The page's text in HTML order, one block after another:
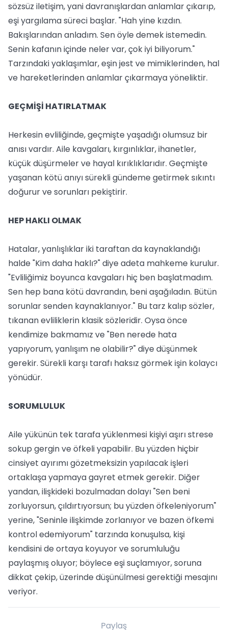
sözsüz iletişim, yani davranışlardan anlamlar çıkarıp,
eşi yargılama süreci başlar. "Hah yine kızdın.
Bakışlarından anladım. Sen öyle demek istemedin.
Senin kafanın içinde neler var, çok iyi biliyorum."
Tarzındaki yaklaşımlar, eşin jest ve mimiklerinden, hal
ve hareketlerinden anlamlar çıkarmaya yöneliktir.
GEÇMİŞİ HATIRLATMAK
Herkesin evliliğinde, geçmişte yaşadığı olumsuz bir
anısı vardır. Aile kavgaları, kırgınlıklar, ihanetler,
küçük düşürmeler ve hayal kırıklıklarıdır. Geçmişte
yaşanan kötü anıyı sürekli gündeme getirmek sıkıntı
doğurur ve sorunları pekiştirir.
HEP HAKLI OLMAK
Hatalar, yanlışlıklar iki taraftan da kaynaklandığı
halde "Kim daha haklı?" diye adeta mahkeme kurulur.
"Evliliğimiz boyunca kavgaları hiç ben başlatmadım.
Sen hep bana kötü davrandın, beni aşağıladın. Bütün
sorunlar senden kaynaklanıyor." Bu tarz kalıp sözler,
tıkanan evliliklerin klasik sözleridir. Oysa önce
kendimize bakmamız ve "Ben nerede hata
yapıyorum, yanlışım ne olabilir?" diye düşünmek
gerekir. Sürekli karşı tarafı haksız görmek işin kolaycı
yönüdür.
SORUMLULUK
Aile yükünün tek tarafa yüklenmesi kişiyi aşırı strese
sokup gergin ve öfkeli yapabilir. Bu yüzden hiçbir
cinsiyet ayırımı gözetmeksizin yapılacak işleri
ortaklaşa yapmaya gayret etmek gerekir. Diğer
yandan, ilişkideki bozulmadan dolayı "Sen beni
zorluyorsun, çıldırtıyorsun; bu yüzden öfkeleniyorum"
yerine, "Seninle ilişkimde zorlanıyor ve bazen öfkemi
kontrol edemiyorum" tarzında konuşulsa, kişi
kendisini de ortaya koyuyor ve sorumluluğu
paylaşmış oluyor; böylece eşi suçlamıyor, soruna
dikkat çekip, üzerinde düşünülmesi gerektiği mesajını
veriyor.
Paylaş